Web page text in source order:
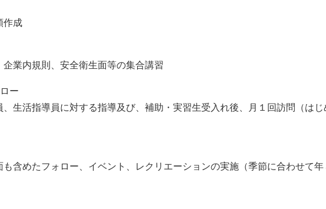
作成
業内規則、安全衛生面等の集合講習
ー
生活指導員に対する指導及び、補助・実習生受入れ後、月１回訪問（は
含めたフォロー、イベント、レクリエーションの実施（季節に合わせて